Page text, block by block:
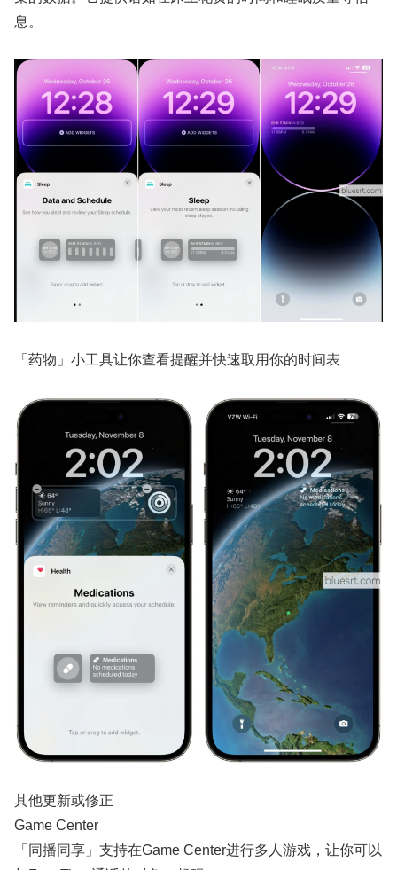
息。
「药物」小工具让你查看提醒并快速取用你的时间表
其他更新或修正
Game Center
「同播同享」支持在Game Center进行多人游戏，让你可以